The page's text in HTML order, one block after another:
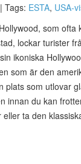
Tags: ESTA, USA-
som ofta
lockar turister
ikoniska
som är den
plats som utlovar
innan du kan
ta den